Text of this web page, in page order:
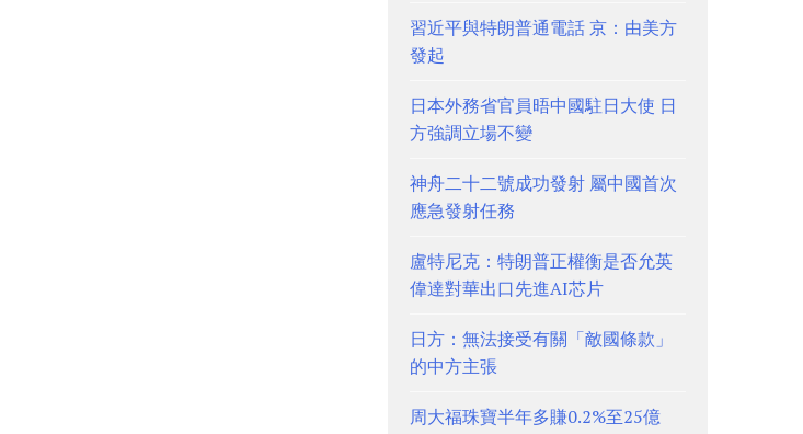
習近平與特朗普通電話 京：由美方
發起
日本外務省官員晤中國駐日大使 日
方強調立場不變
神舟二十二號成功發射 屬中國首次
應急發射任務
盧特尼克：特朗普正權衡是否允英
偉達對華出口先進AI芯片
日方：無法接受有關「敵國條款」
的中方主張
周大福珠寶半年多賺0.2%至25億